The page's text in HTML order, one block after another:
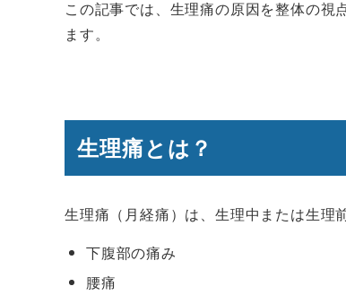
この記事では、生理痛の原因を整体の視
ます。
生理痛とは？
生理痛（月経痛）は、生理中または生理
下腹部の痛み
腰痛